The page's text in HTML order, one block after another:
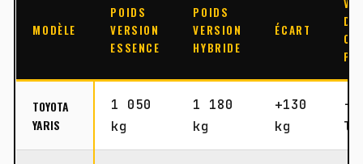
MODÈLE
POIDS
VERSION
ESSENCE
POIDS
VERSION
HYBRIDE
ÉCART
DE
TOYOTA
YARIS
1 050
kg
1 180
kg
+130
kg
-